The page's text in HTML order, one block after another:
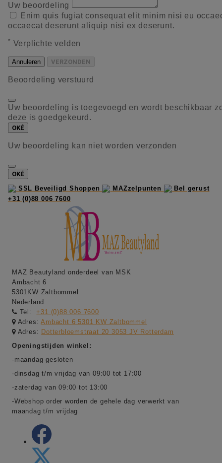
Uw beoordeling
Enim quis fugiat consequat elit minim nisi eu
occaecat deserunt aliquip nisi ex deserunt.
* Verplichte velden
Annuleren VERZONDEN
Beoordeling verstuurd
Uw beoordeling is toegevoegd en wordt beschikbaar
deze is goedgekeurd.
OKÉ
Uw beoordeling kan niet worden verzonden
OKÉ
SSL Beveiligd Shoppen
MAZzelpunten
Bel gerust
+31 (0)88 006 7600
MAZ Beautyland onderdeel van MSK
Ambacht 6
5301KW Zaltbommel
Nederland
Tel:
+31 (0)88 006 7600
Adres:Ambacht 6 5301 KW Zaltbommel
Adres: Dotterbloemstraat 20 3053 JV Rotterdam
Openingstijden winkel:
-maandag gesloten
-dinsdag t/m vrijdag van 09:00 tot 17:00
-zaterdag van 09:00 tot 13:00
-Webshop order worden de gehele dag verwerkt van
maandag t/m vrijdag